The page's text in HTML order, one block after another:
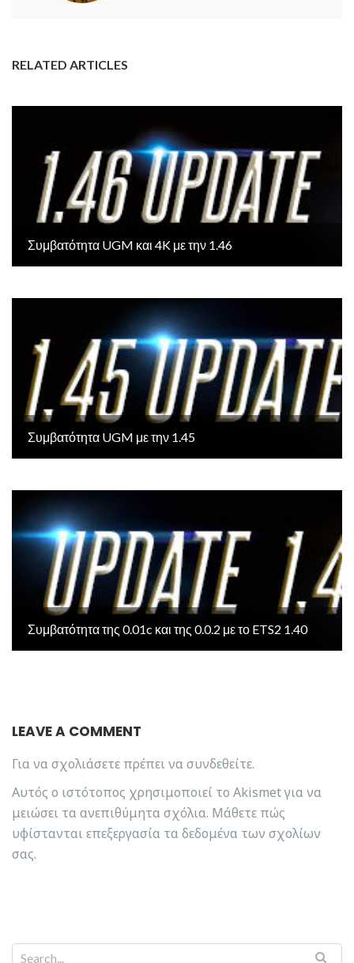
RELATED ARTICLES
Συμβατότητα UGM και 4K με την 1.46
Συμβατότητα UGM με την 1.45
Συμβατότητα της 0.01c και της 0.0.2 με το ETS2 1.40
LEAVE A COMMENT
Για να σχολιάσετε πρέπει να συνδεθείτε.
Αυτός ο ιστότοπος χρησιμοποιεί το Akismet για να
μειώσει τα ανεπιθύμητα σχόλια. Μάθετε πώς
υφίστανται επεξεργασία τα δεδομένα των σχολίων
σας.